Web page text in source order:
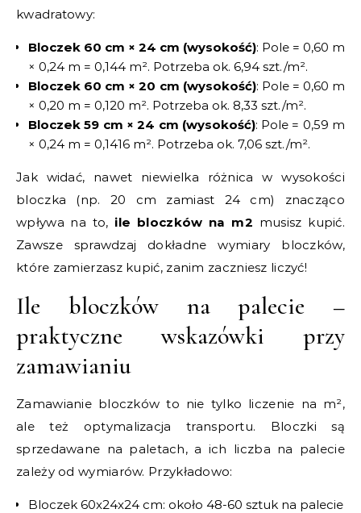
kwadratowy:
Bloczek 60 cm × 24 cm (wysokość): Pole = 0,60 m
× 0,24 m = 0,144 m². Potrzeba ok. 6,94 szt./m².
Bloczek 60 cm × 20 cm (wysokość): Pole = 0,60 m
× 0,20 m = 0,120 m². Potrzeba ok. 8,33 szt./m².
Bloczek 59 cm × 24 cm (wysokość): Pole = 0,59 m
× 0,24 m = 0,1416 m². Potrzeba ok. 7,06 szt./m².
Jak widać, nawet niewielka różnica w wysokości
bloczka (np. 20 cm zamiast 24 cm) znacząco
wpływa na to, ile bloczków na m2 musisz kupić.
Zawsze sprawdzaj dokładne wymiary bloczków,
które zamierzasz kupić, zanim zaczniesz liczyć!
Ile bloczków na palecie –
praktyczne wskazówki przy
zamawianiu
Zamawianie bloczków to nie tylko liczenie na m²,
ale też optymalizacja transportu. Bloczki są
sprzedawane na paletach, a ich liczba na palecie
zależy od wymiarów. Przykładowo:
Bloczek 60x24x24 cm: około 48-60 sztuk na palecie